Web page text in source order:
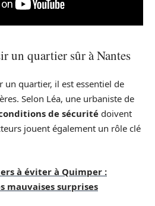
un quartier sûr à Nantes
un quartier, il est essentiel de
Selon Léa, une urbaniste de
de sécurité doivent
jouent également un rôle clé
à éviter à Quimper :
mauvaises surprises